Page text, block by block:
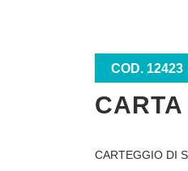
COD. 12423
CARTEGGIO DI